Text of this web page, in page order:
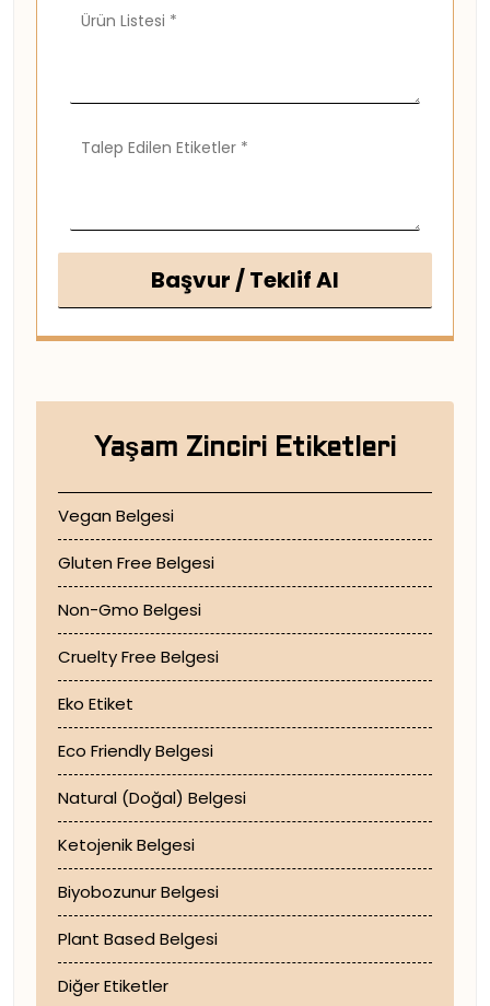
Başvur / Teklif Al
Yaşam Zinciri Etiketleri
Vegan Belgesi
Gluten Free Belgesi
Non-Gmo Belgesi
Cruelty Free Belgesi
Eko Etiket
Eco Friendly Belgesi
Natural (Doğal) Belgesi
Ketojenik Belgesi
Biyobozunur Belgesi
Plant Based Belgesi
Diğer Etiketler